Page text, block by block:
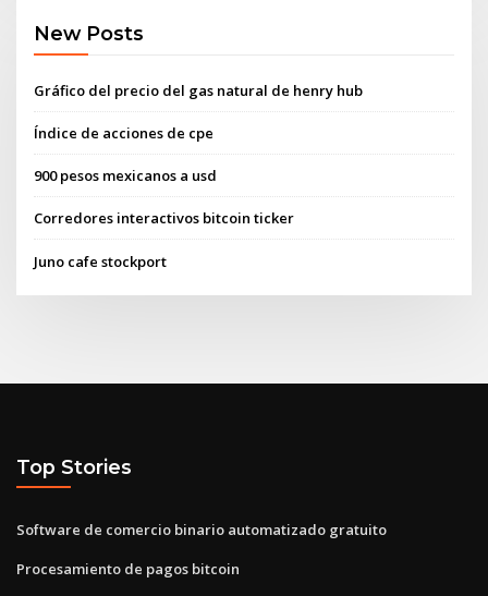
New Posts
Gráfico del precio del gas natural de henry hub
Índice de acciones de cpe
900 pesos mexicanos a usd
Corredores interactivos bitcoin ticker
Juno cafe stockport
Top Stories
Software de comercio binario automatizado gratuito
Procesamiento de pagos bitcoin